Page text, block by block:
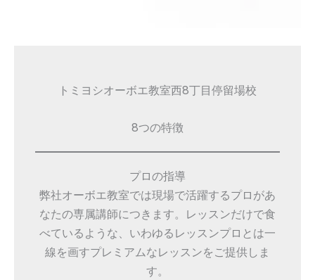
トミヨシオーボエ教室西8丁目停留場校
8つの特徴
プロの指導
弊社オーボエ教室では現場で活躍するプロがあ
なたの専属講師につきます。レッスンだけで食
べているような、いわゆるレッスンプロとは一
線を画すプレミアムなレッスンをご提供しま
す。